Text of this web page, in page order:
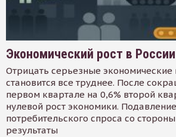
Экономический рост в
Отрицать серьезные
становится все труднее. После
первом квартале на 0,6% второй
нулевой рост экономики.
потребительского спроса со
результаты